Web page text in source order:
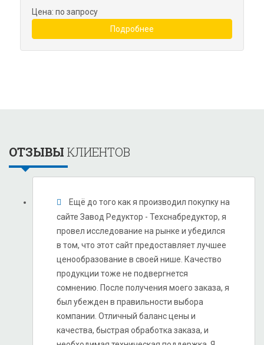
Цена: по запросу
Подробнее
ОТЗЫВЫ КЛИЕНТОВ
Ещё до того как я производил покупку на
сайте Завод Редуктор - Техснабредуктор, я
провел исследование на рынке и убедился
в том, что этот сайт предоставляет лучшее
ценообразование в своей нише. Качество
продукции тоже не подвергнется
сомнению. После получения моего заказа, я
был убежден в правильности выбора
компании. Отличный баланс цены и
качества, быстрая обработка заказа, и